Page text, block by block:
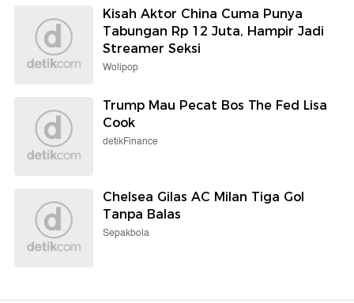
Kisah Aktor China Cuma Punya
Tabungan Rp 12 Juta, Hampir Jadi
Streamer Seksi
Wolipop
Trump Mau Pecat Bos The Fed Lisa
Cook
detikFinance
Chelsea Gilas AC Milan Tiga Gol
Tanpa Balas
Sepakbola